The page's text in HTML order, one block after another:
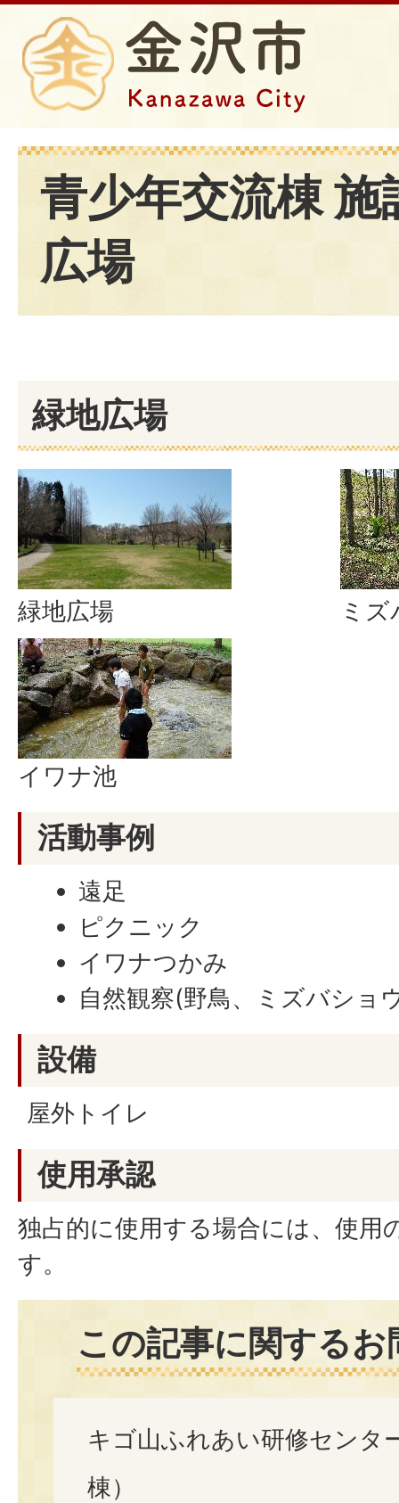
青少年交流棟 施
広場
緑地広場
緑地広場 ミ
イワナ池
活動事例
遠足
ピクニック
イワナつかみ
自然観察(野鳥、ミズバショ
設備
屋外トイレ
使用承認
独占的に使用する場合には、使用
す。
この記事に関する
キゴ山ふれあい研修センタ
棟）